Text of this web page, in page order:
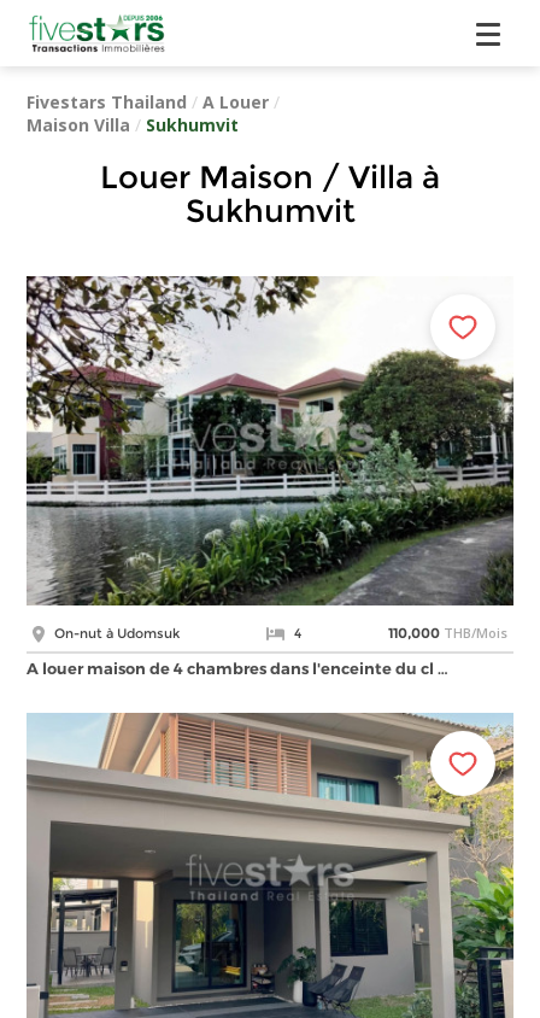
Fivestars Thailand /A Louer /
Maison Villa / Sukhumvit
Louer Maison / Villa à
Sukhumvit
On-nut à Udomsuk 4 110,000 THB/Mois
A louer maison de 4 chambres dans l'enceinte du cl …